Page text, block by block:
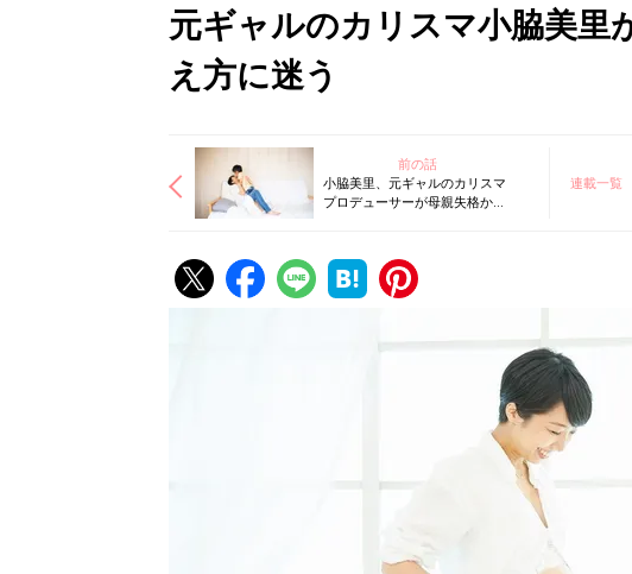
元ギャルのカリスマ小脇美里
え方に迷う
前の話
小脇美里、元ギャルのカリスマ
プロデューサーが母親失格かも
連載一覧